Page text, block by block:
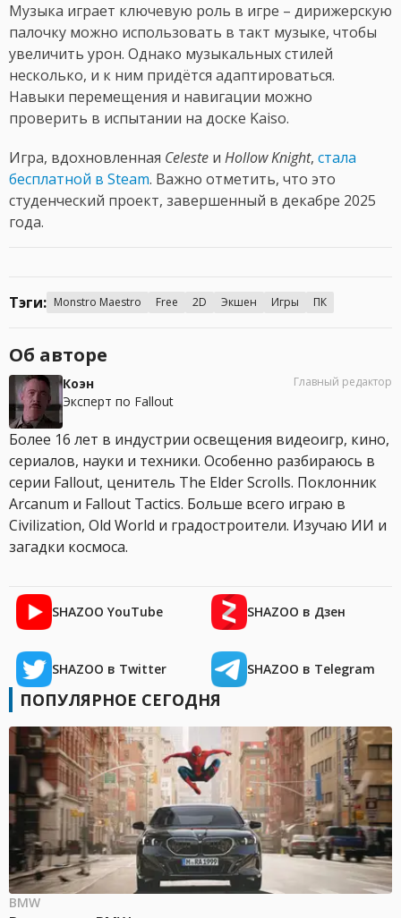
Музыка играет ключевую роль в игре – дирижерскую
палочку можно использовать в такт музыке, чтобы
увеличить урон. Однако музыкальных стилей
несколько, и к ним придётся адаптироваться.
Навыки перемещения и навигации можно
проверить в испытании на доске Kaiso.
Игра, вдохновленная Celeste и Hollow Knight, стала
бесплатной в Steam. Важно отметить, что это
студенческий проект, завершенный в декабре 2025
года.
Тэги: Monstro Maestro Free 2D Экшен Игры ПК
Об авторе
Коэн
Эксперт по Fallout
Главный редактор
Более 16 лет в индустрии освещения видеоигр, кино,
сериалов, науки и техники. Особенно разбираюсь в
серии Fallout, ценитель The Elder Scrolls. Поклонник
Arcanum и Fallout Tactics. Больше всего играю в
Civilization, Old World и градостроители. Изучаю ИИ и
загадки космоса.
SHAZOO YouTube SHAZOO в Дзен
SHAZOO в Twitter SHAZOO в Telegram
ПОПУЛЯРНОЕ СЕГОДНЯ
BMW